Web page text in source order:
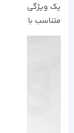
یک ویژگی های
متناسب با نیاز